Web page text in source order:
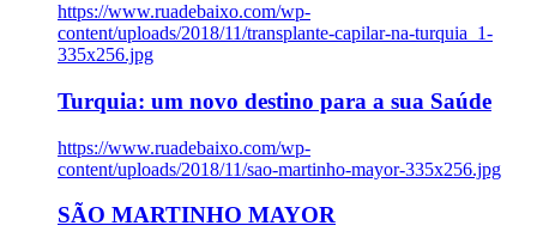
https://www.ruadebaixo.com/wp-
content/uploads/2018/11/transplante-capilar-na-turquia_1-
335x256.jpg
Turquia: um novo destino para a sua Saúde
https://www.ruadebaixo.com/wp-
content/uploads/2018/11/sao-martinho-mayor-335x256.jpg
SÃO MARTINHO MAYOR